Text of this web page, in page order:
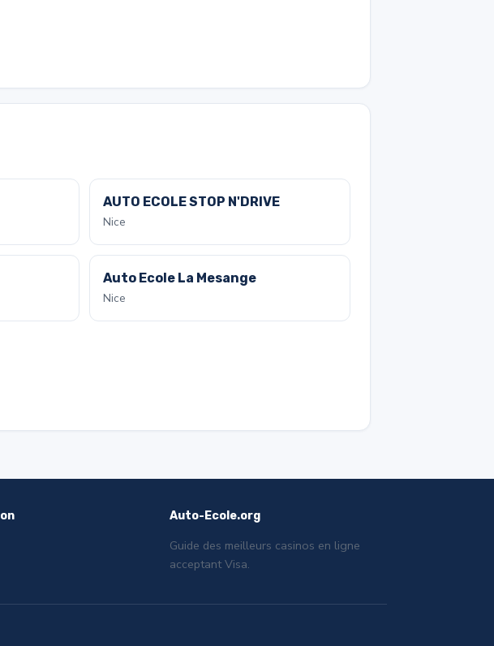
AUTO ECOLE STOP N'DRIVE
Nice
Auto Ecole La Mesange
Nice
Auto-Ecole.org
Guide des meilleurs casinos en ligne
acceptant Visa.